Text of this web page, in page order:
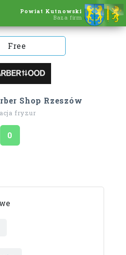
Powiat Kutnowski
Baza firm
Free
Shop Rzeszów
fryzur
Ocena
0